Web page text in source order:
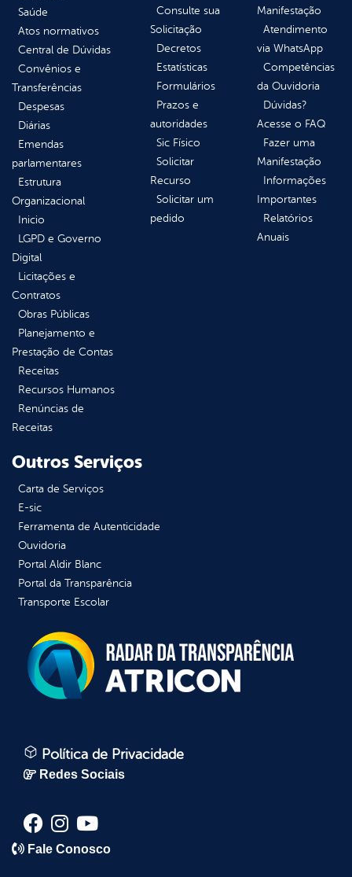
Saúde
Atos normativos
Central de Dúvidas
Convênios e
Transferências
Despesas
Diárias
Emendas
parlamentares
Estrutura
Organizacional
Inicio
LGPD e Governo
Digital
Licitações e
Contratos
Obras Públicas
Planejamento e
Prestação de Contas
Receitas
Recursos Humanos
Renúncias de
Receitas
Consulte sua
Solicitação
Decretos
Estatísticas
Formulários
Prazos e
autoridades
Sic Físico
Solicitar
Recurso
Solicitar um
pedido
Manifestação
Atendimento
via WhatsApp
Competências
da Ouvidoria
Dúvidas?
Acesse o FAQ
Fazer uma
Manifestação
Informações
Importantes
Relatórios
Anuais
Outros Serviços
Carta de Serviços
E-sic
Ferramenta de Autenticidade
Ouvidoria
Portal Aldir Blanc
Portal da Transparência
Transporte Escolar
Política de Privacidade
Redes Sociais
Fale Conosco